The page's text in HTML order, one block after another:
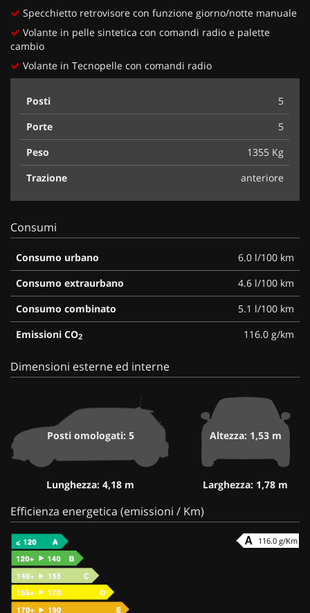
Specchietto retrovisore con funzione giorno/notte manuale
Volante in pelle sintetica con comandi radio e palette
cambio
Volante in Tecnopelle con comandi radio
Posti
5
Porte
5
Peso
1355 Kg
Trazione
anteriore
Consumi
Consumo urbano
6.0 l/100 km
Consumo extraurbano
4.6 l/100 km
Consumo combinato
5.1 l/100 km
Emissioni CO2 116.0 g/km
Dimensioni esterne ed interne
Posti omologati: 5
Lunghezza: 4,18 m
Altezza: 1,53 m
Larghezza: 1,78 m
Efficienza energetica (emissioni / Km)
116.0 g/Km